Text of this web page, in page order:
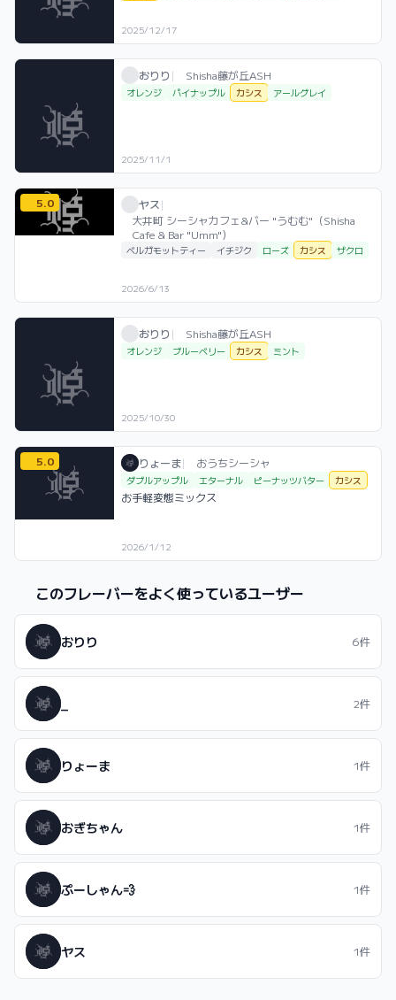
2025/12/17
おりり / お店シーシャ / 2025年11月1日
おりり | Shisha藤が丘ASH
利用フレーバー
オレンジ パイナップル カシス アールグレイ
2025/11/1
5.0 ヤス / お店シーシャ / 2026年6月13日
ヤス|
大井町 シーシャカフェ&バー "うむむ"（Shisha
Cafe & Bar "Umm"）
利用フレーバー
ベルガモットティー イチジク ローズ カシス ザクロ
評価
2026/6/13
おりり / お店シーシャ / 2025年10月30日
おりり | Shisha藤が丘ASH
利用フレーバー
オレンジ ブルーベリー カシス ミント
2025/10/30
5.0 りょーま / おうちシーシャ / 2026年1月
りょーま| おうちシーシャ
利用フレーバー
ダブルアップル エターナル ピーナッツバター カシス
コメント
お手軽変態ミックス
評価
2026/1/12
このフレーバーをよく使っているユーザー
おりり 6件
2件
りょーま 1件
おぎちゃん 1件
ぷーしゃん💨 1件
ヤス 1件